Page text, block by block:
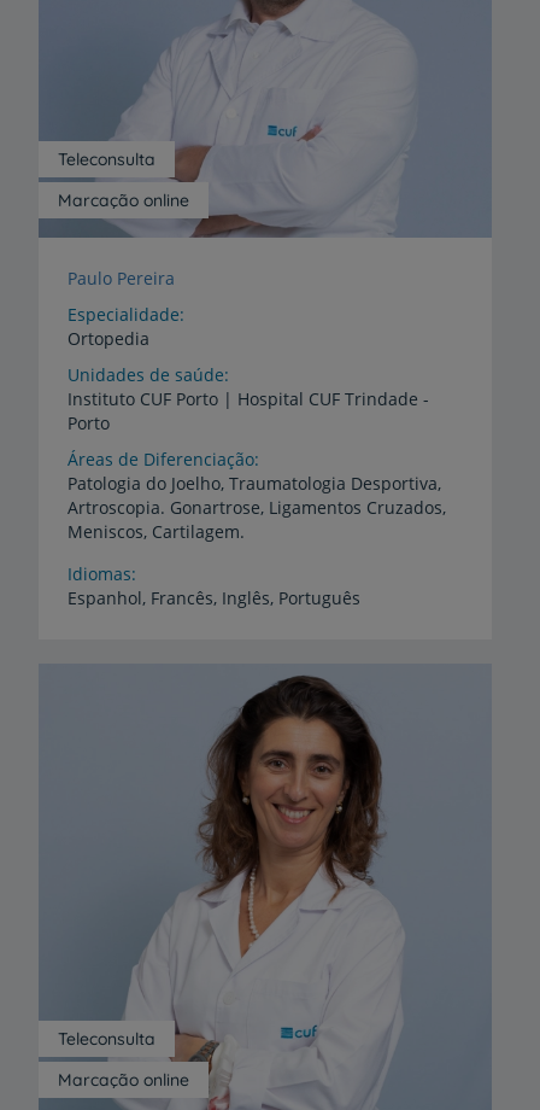
Marcação online
Teleconsulta
Paulo Pereira
Especialidade
Ortopedia
Unidades de saúde
Instituto CUF Porto | Hospital CUF Trindade -
Porto
Áreas de Diferenciação
Patologia do Joelho, Traumatologia Desportiva,
Artroscopia. Gonartrose, Ligamentos Cruzados,
Meniscos, Cartilagem.
Idiomas
Espanhol, Francês, Inglês, Português
Marcação online
Teleconsulta